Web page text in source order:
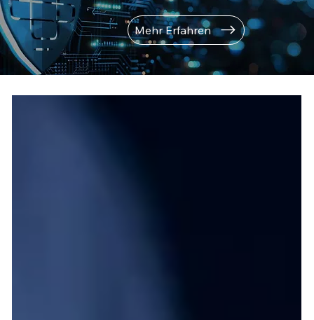
Mehr Erfahren